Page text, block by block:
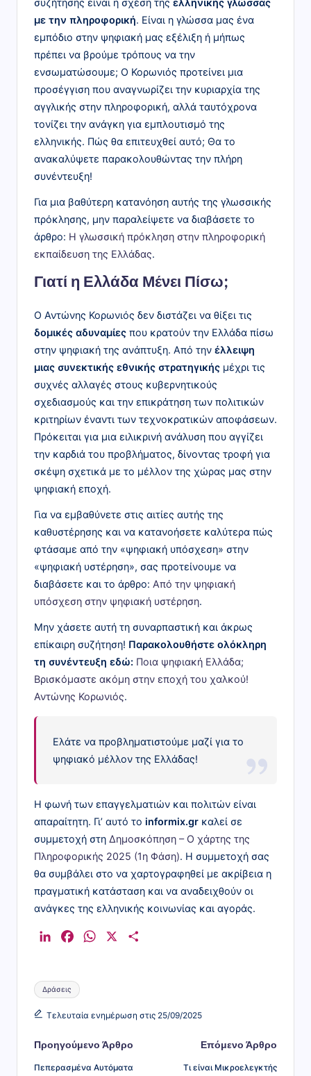
με την πληροφορική. Είναι η γλώσσα μας ένα
εμπόδιο στην ψηφιακή μας εξέλιξη ή μήπως
πρέπει να βρούμε τρόπους να την
ενσωματώσουμε; Ο Κορωνιός προτείνει μια
προσέγγιση που αναγνωρίζει την κυριαρχία της
αγγλικής στην πληροφορική, αλλά ταυτόχρονα
τονίζει την ανάγκη για εμπλουτισμό της
ελληνικής. Πώς θα επιτευχθεί αυτό; Θα το
ανακαλύψετε παρακολουθώντας την πλήρη
συνέντευξη!
Για μια βαθύτερη κατανόηση αυτής της γλωσσικής
πρόκλησης, μην παραλείψετε να διαβάσετε το
άρθρο: Η γλωσσική πρόκληση στην πληροφορική
εκπαίδευση της Ελλάδας.
Γιατί η Ελλάδα Μένει Πίσω;
Ο Αντώνης Κορωνιός δεν διστάζει να θίξει τις
δομικές αδυναμίες που κρατούν την Ελλάδα πίσω
στην ψηφιακή της ανάπτυξη. Από την έλλειψη
μιας συνεκτικής εθνικής στρατηγικής μέχρι τις
συχνές αλλαγές στους κυβερνητικούς
σχεδιασμούς και την επικράτηση των πολιτικών
κριτηρίων έναντι των τεχνοκρατικών αποφάσεων.
Πρόκειται για μια ειλικρινή ανάλυση που αγγίζει
την καρδιά του προβλήματος, δίνοντας τροφή για
σκέψη σχετικά με το μέλλον της χώρας μας στην
ψηφιακή εποχή.
Για να εμβαθύνετε στις αιτίες αυτής της
καθυστέρησης και να κατανοήσετε καλύτερα πώς
φτάσαμε από την «ψηφιακή υπόσχεση» στην
«ψηφιακή υστέρηση», σας προτείνουμε να
διαβάσετε και το άρθρο: Από την ψηφιακή
υπόσχεση στην ψηφιακή υστέρηση.
Μην χάσετε αυτή τη συναρπαστική και άκρως
επίκαιρη συζήτηση! Παρακολουθήστε ολόκληρη
τη συνέντευξη εδώ: Ποια ψηφιακή Ελλάδα;
Βρισκόμαστε ακόμη στην εποχή του χαλκού!
Αντώνης Κορωνιός.
Ελάτε να προβληματιστούμε μαζί για το
ψηφιακό μέλλον της Ελλάδας!
Η φωνή των επαγγελματιών και πολιτών είναι
απαραίτητη. Γι’ αυτό το informix.gr καλεί σε
συμμετοχή στη Δημοσκόπηση – Ο χάρτης της
Πληροφορικής 2025 (1η Φάση). Η συμμετοχή σας
θα συμβάλει στο να χαρτογραφηθεί με ακρίβεια η
πραγματική κατάσταση και να αναδειχθούν οι
ανάγκες της ελληνικής κοινωνίας και αγοράς.
k
e
d
n
e
o
k
W
A
p
σ
Ετικέτες:
Δράσεις
Τελευταία ενημέρωση στις 25/09/2025
Πλοήγηση
Προηγούμενο Άρθρο
Πεπερασμένα Αυτόματα
Επόμενο Άρθρο
Τι είναι Μικροελεγκτής